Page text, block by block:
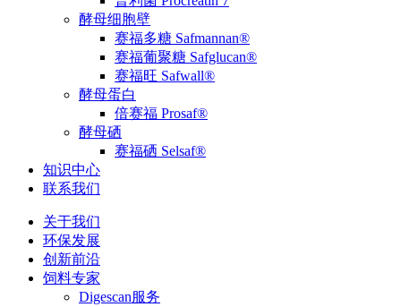
酵母细胞壁
赛福多糖 Safmannan®
赛福葡聚糖 Safglucan®
赛福旺 Safwall®
酵母蛋白
倍赛福 Prosaf®
酵母硒
赛福硒 Selsaf®
知识中心
联系我们
关于我们
环保发展
创新前沿
饲料专家
Digescan服务